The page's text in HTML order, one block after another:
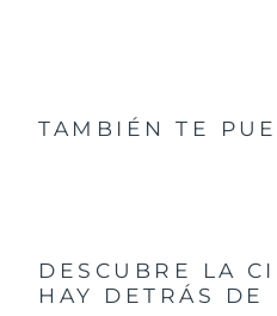
TAMBIÉN TE
DESCUBRE LA
HAY DETRÁS DE